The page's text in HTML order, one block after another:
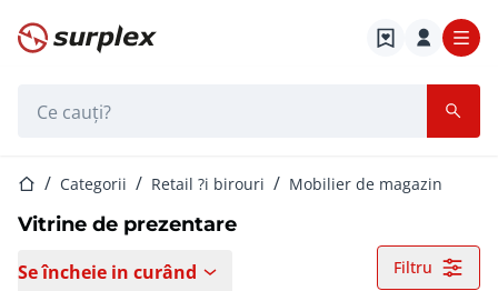
Pagina de start
Pagina de start
Categorii Retail ?i birouri Mobilier de magazin
Vitrine de prezentare
Se încheie in curând Filtru